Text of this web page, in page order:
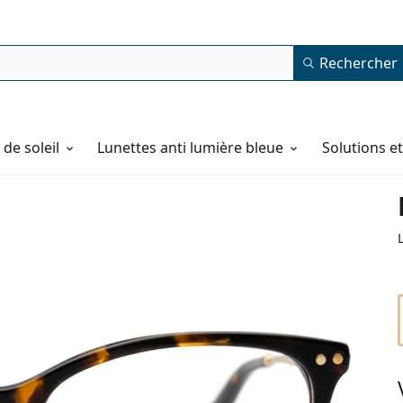
Rechercher
soleil Lunettes anti lumière bleue Solutions